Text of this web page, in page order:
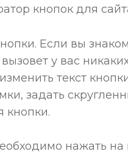
Если вы
у вас
текст
задать
кнопки.
нажать на